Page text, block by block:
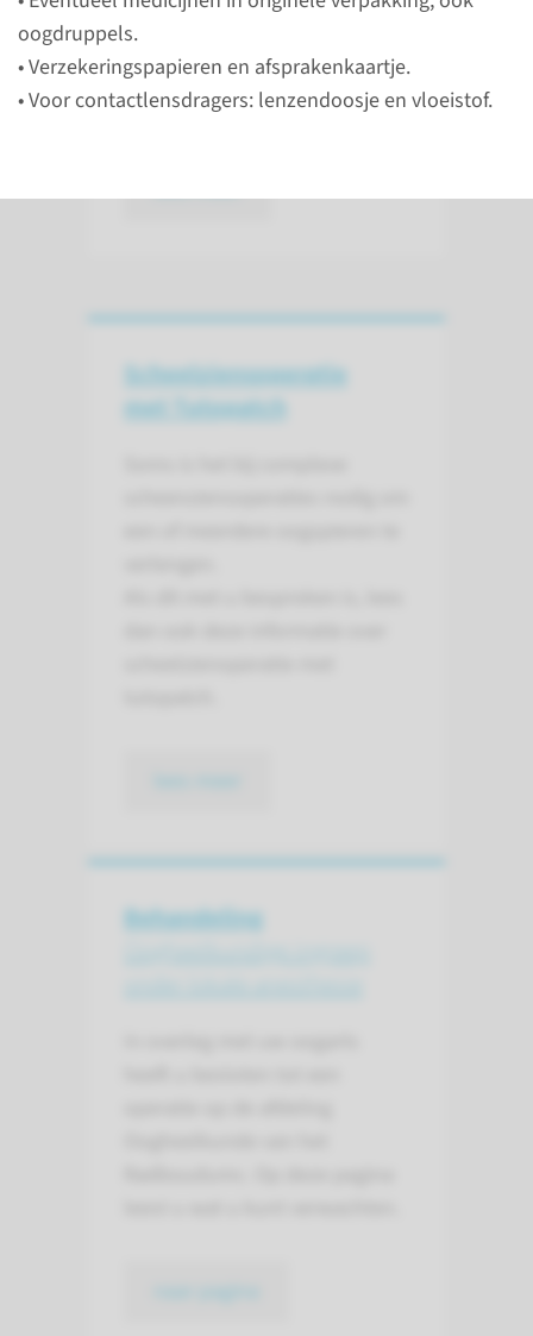
oogdruppels.
• Verzekeringspapieren en afsprakenkaartje.
• Voor contactlensdragers: lenzendoosje en vloeistof.
Lees hier meer over het
natraject en mogelijke
complicaties.
Scheelziensoperatie
met Tutopatch
Behandeling